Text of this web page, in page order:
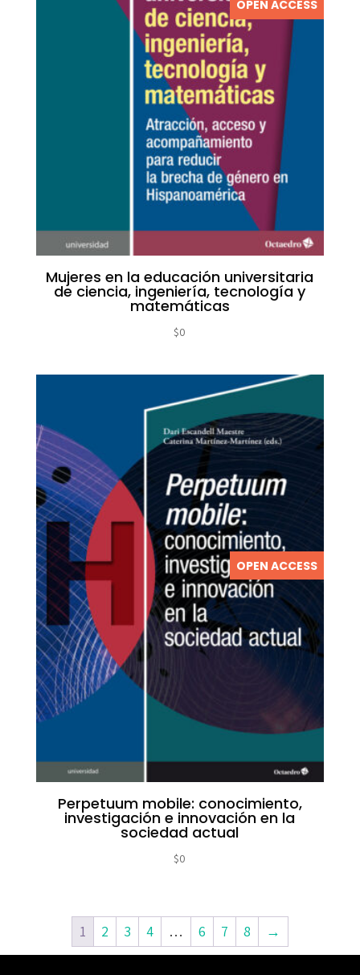
OPEN ACCESS
Mujeres en la educación universitaria
de ciencia, ingeniería, tecnología y
matemáticas
$0
OPEN ACCESS
Perpetuum mobile: conocimiento,
investigación e innovación en la
sociedad actual
$0
1 2 3 4 … 6 7 8 →